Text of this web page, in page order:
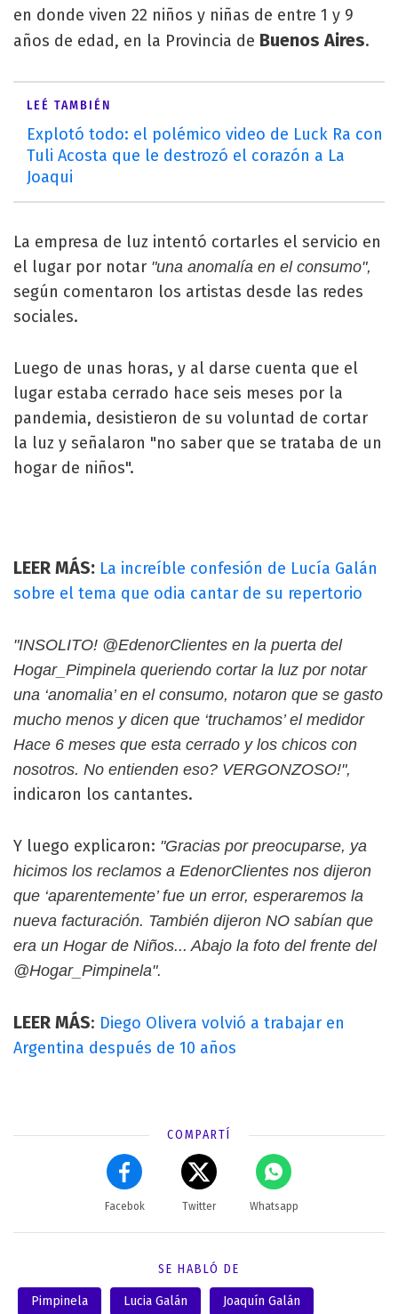
en donde viven 22 niños y niñas de entre 1 y 9
años de edad, en la Provincia de Buenos Aires.
LEÉ TAMBIÉN
Explotó todo: el polémico video de Luck Ra con
Tuli Acosta que le destrozó el corazón a La
Joaqui
La empresa de luz intentó cortarles el servicio en
el lugar por notar "una anomalía en el consumo",
según comentaron los artistas desde las redes
sociales.
Luego de unas horas, y al darse cuenta que el
lugar estaba cerrado hace seis meses por la
pandemia, desistieron de su voluntad de cortar
la luz y señalaron "no saber que se trataba de un
hogar de niños".
LEER MÁS: La increíble confesión de Lucía Galán
sobre el tema que odia cantar de su repertorio
"INSOLITO! @EdenorClientes en la puerta del
Hogar_Pimpinela queriendo cortar la luz por notar
una ‘anomalia’ en el consumo, notaron que se gasto
mucho menos y dicen que ‘truchamos’ el medidor
Hace 6 meses que esta cerrado y los chicos con
nosotros. No entienden eso? VERGONZOSO!",
indicaron los cantantes.
Y luego explicaron: "Gracias por preocuparse, ya
hicimos los reclamos a EdenorClientes nos dijeron
que ‘aparentemente’ fue un error, esperaremos la
nueva facturación. También dijeron NO sabían que
era un Hogar de Niños... Abajo la foto del frente del
@Hogar_Pimpinela".
LEER MÁS: Diego Olivera volvió a trabajar en
Argentina después de 10 años
COMPARTÍ
Facebok Twitter Whatsapp
SE HABLÓ DE
Pimpinela Lucia Galán Joaquín Galán